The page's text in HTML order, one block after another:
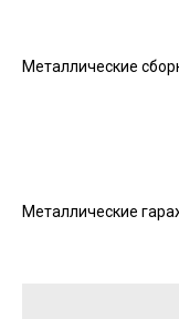
Металлические
Металлические